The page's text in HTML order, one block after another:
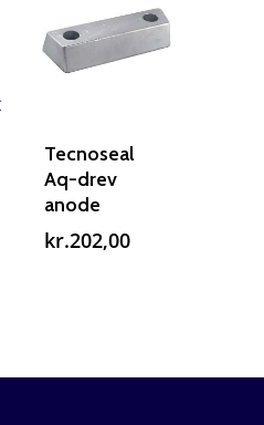
Tecnoseal
Aq-drev
anode
kr.202,00
Afmontering af propel
Mercury guide
venstre?
Ring på 75 59 43
T: 75 59 43 22
E: